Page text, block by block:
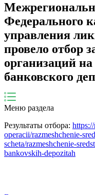
Федерального
управления
провело отбор
организаций
банковского
Меню раздела
Результаты отбора:
operacii/razmeshchenie-
scheta/razmeshchenie-
bankovskih-depozitah